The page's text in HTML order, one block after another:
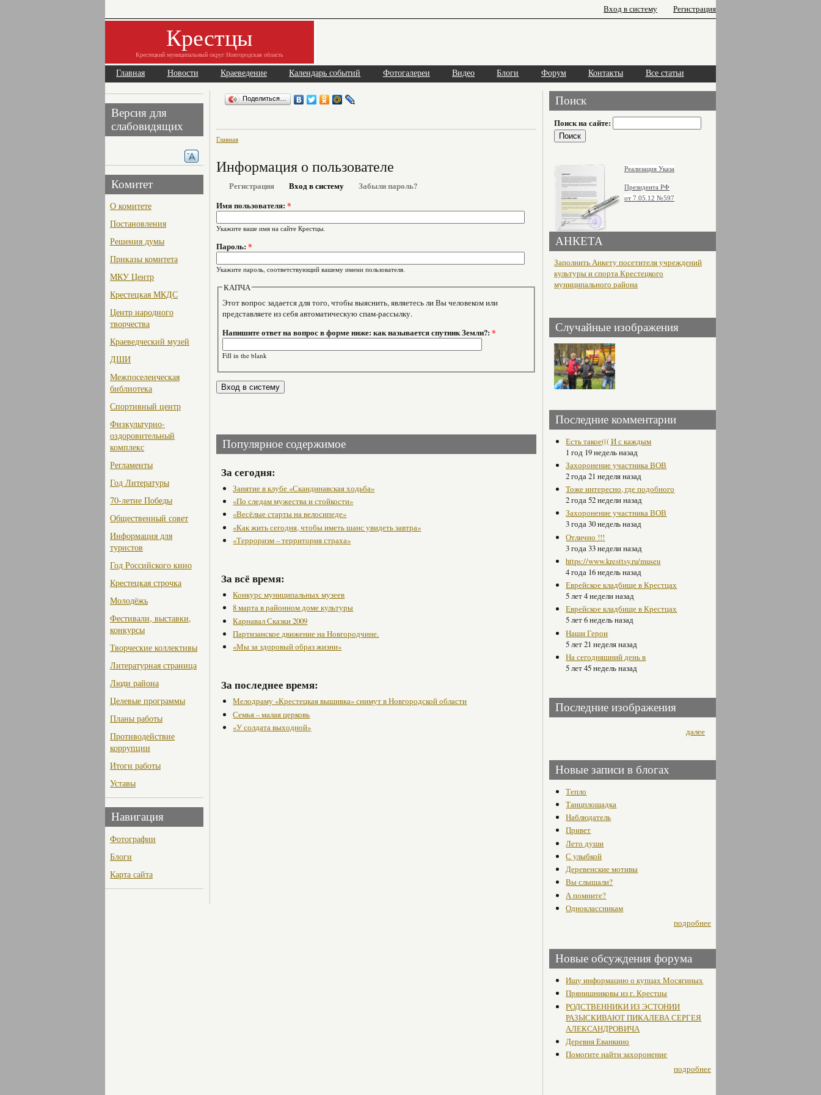
Вход в систему Регистрация
Крестцы
Крестецкий муниципальный округ Новгородская область
Главная Новости Краеведение Календарь событий Фотогалереи Видео Блоги Форум Контакты Все статьи
Версия для
слабовидящих
Комитет
О комитете
Постановления
Решения думы
Приказы комитета
МКУ Центр
Крестецкая МКДС
Центр народного
творчества
Краеведческий музей
ДШИ
Межпоселенческая
библиотека
Спортивный центр
Физкультурно-
оздоровительный
комплекс
Регламенты
Год Литературы
70-летие Победы
Общественный совет
Информация для
туристов
Год Российского кино
Крестецкая строчка
Молодёжь
Фестивали, выставки,
конкурсы
Творческие коллективы
Литературная страница
Люди района
Целевые программы
Планы работы
Противодействие
коррупции
Итоги работы
Уставы
Навигация
Фотографии
Блоги
Карта сайта
Поделиться…
Главная
Информация о пользователе
Регистрация Вход в систему
Забыли пароль?
Имя пользователя: *
Укажите ваше имя на сайте Крестцы.
Пароль: *
Укажите пароль, соответствующий вашему имени пользователя.
КАПЧА
Этот вопрос задается для того, чтобы выяснить, являетесь ли Вы человеком или
представляете из себя автоматическую спам-рассылку.
Напишите ответ на вопрос в форме ниже: как называется спутник Земли?:*
Fill in the blank
Популярное содержимое
За сегодня:
Занятие в клубе «Скандинавская ходьба»
«По следам мужества и стойкости»
«Весёлые старты на велосипеде»
«Как жить сегодня, чтобы иметь шанс увидеть завтра»
«Терроризм – территория страха»
За всё время:
Конкурс муниципальных музеев
8 марта в районном доме культуры
Карнавал Сказки 2009
Партизанское движение на Новгородчине.
«Мы за здоровый образ жизни»
За последнее время:
Мелодраму «Крестецкая вышивка» снимут в Новгородской области
Семья – малая церковь
«У солдата выходной»
Поиск
Поиск на сайте:
Реализация Указа
Президента РФ
от 7.05.12 №597
АНКЕТА
Заполнить Анкету посетителя учреждений
культуры и спорта Крестецкого
муниципального района
Случайные изображения
Последние комментарии
Есть такое((( И с каждым
1 год 19 недель назад
Захоронение участника ВОВ
2 года 21 неделя назад
Тоже интересно, где подобного
2 года 52 недели назад
Захоронение участника ВОВ
3 года 30 недель назад
Отлично !!!
3 года 33 недели назад
https://www.kresttsy.ru/museu
4 года 16 недель назад
Еврейское кладбище в Крестцах
5 лет 4 недели назад
Еврейское кладбище в Крестцах
5 лет 6 недель назад
Наши Герои
5 лет 21 неделя назад
На сегодняшний день в
5 лет 45 недель назад
Последние изображения
далее
Новые записи в блогах
Тепло
Танцплощадка
Наблюдатель
Привет
Лето души
С улыбкой
Деревенские мотивы
Вы слышали?
А помните?
Одноклассникам
подробнее
Новые обсуждения форума
Ищу информацию о купцах Мосягиных
Прянишниковы из г. Крестцы
РОДСТВЕННИКИ ИЗ ЭСТОНИИ
РАЗЫСКИВАЮТ ПИКАЛЕВА СЕРГЕЯ
АЛЕКСАНДРОВИЧА
Деревня Еванкино
Помогите найти захоронение
подробнее